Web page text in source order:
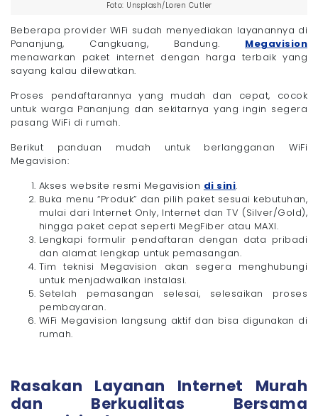
Foto: Unsplash/Loren Cutler
Beberapa provider WiFi sudah menyediakan layanannya di
Pananjung, Cangkuang, Bandung. Megavision
menawarkan paket internet dengan harga terbaik yang
sayang kalau dilewatkan.
Proses pendaftarannya yang mudah dan cepat, cocok
untuk warga Pananjung dan sekitarnya yang ingin segera
pasang WiFi di rumah.
Berikut panduan mudah untuk berlangganan WiFi
Megavision:
Akses website resmi Megavision di sini.
Buka menu “Produk” dan pilih paket sesuai kebutuhan,
mulai dari Internet Only, Internet dan TV (Silver/Gold),
hingga paket cepat seperti MegFiber atau MAXI.
Lengkapi formulir pendaftaran dengan data pribadi
dan alamat lengkap untuk pemasangan.
Tim teknisi Megavision akan segera menghubungi
untuk menjadwalkan instalasi.
Setelah pemasangan selesai, selesaikan proses
pembayaran.
WiFi Megavision langsung aktif dan bisa digunakan di
rumah.
Rasakan Layanan Internet Murah
dan Berkualitas Bersama